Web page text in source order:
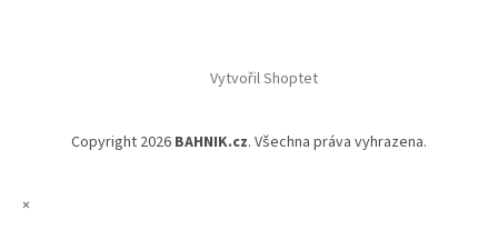
Vytvořil Shoptet
Copyright 2026 BAHNIK.cz. Všechna práva vyhrazena.
×